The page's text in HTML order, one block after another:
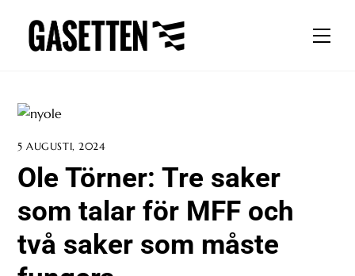
content
5 AUGUSTI, 2024
Ole Törner: Tre saker
som talar för MFF och
två saker som måste